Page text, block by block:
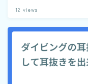
12 views